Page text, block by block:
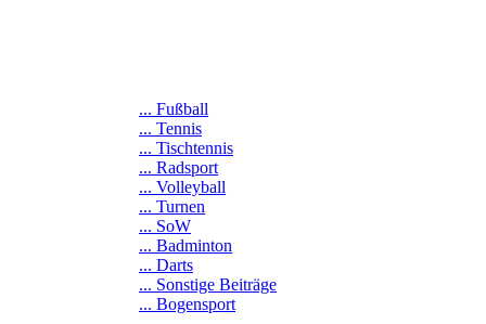
... Fußball
... Tennis
... Tischtennis
... Radsport
... Volleyball
... Turnen
... SoW
... Badminton
... Darts
... Sonstige Beiträge
... Bogensport